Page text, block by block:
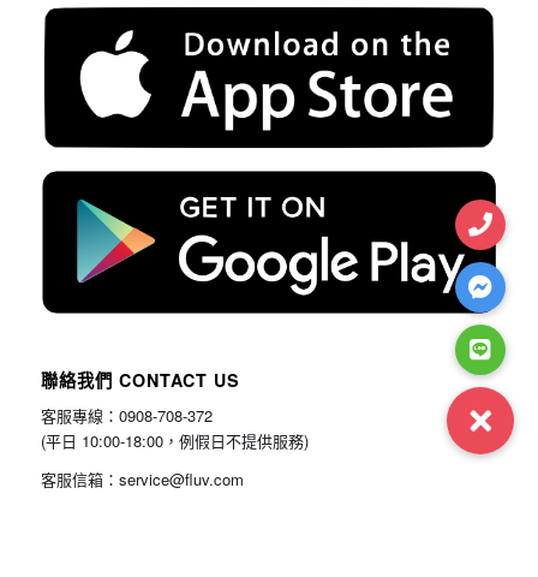
聯絡我們 CONTACT US
客服專線：0908-708-372
(平日 10:00-18:00，例假日不提供服務)
客服信箱：service@fluv.com